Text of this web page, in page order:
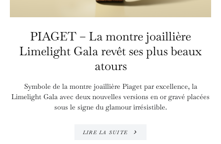
PIAGET – La montre joaillière
Limelight Gala revêt ses plus beaux
atours
Symbole de la montre joaillière Piaget par excellence, la
Limelight Gala avec deux nouvelles versions en or gravé placées
sous le signe du glamour irrésistible.
LIRE LA SUITE